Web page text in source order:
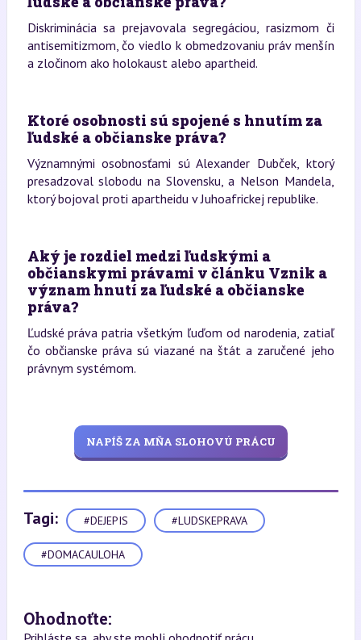
Diskriminácia sa prejavovala segregáciou, rasizmom či
antisemitizmom, čo viedlo k obmedzovaniu práv menšín
a zločinom ako holokaust alebo apartheid.
Ktoré osobnosti sú spojené s hnutím za
ľudské a občianske práva?
Významnými osobnosťami sú Alexander Dubček, ktorý
presadzoval slobodu na Slovensku, a Nelson Mandela,
ktorý bojoval proti apartheidu v Juhoafrickej republike.
Aký je rozdiel medzi ľudskými a
občianskymi právami v článku Vznik a
význam hnutí za ľudské a občianske
práva?
Ľudské práva patria všetkým ľuďom od narodenia, zatiaľ
čo občianske práva sú viazané na štát a zaručené jeho
právnym systémom.
NAPÍŠ ZA MŇA SLOHOVÚ PRÁCU
Tagi: #DEJEPIS #LUDSKEPRAVA
#DOMACAULOHA
Ohodnoťte: